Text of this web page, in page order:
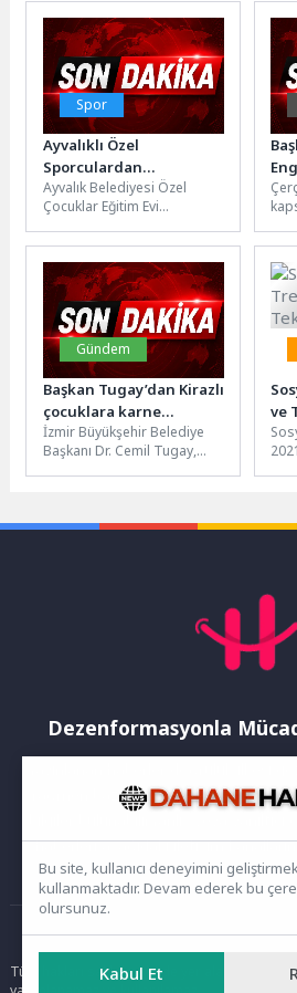
Binlerce vatandaşın olduğu
etkinlikte...
Spor
Ayvalıklı Özel
Sporculardan
Gururlandıran Başarı
Ayvalık Belediyesi Özel
Çocuklar Eğitim Evi
Edremit ilçesinde
düzenlenen Özel
Olimpiyatlar Türkiye
Oyunları’nda...
Gündem
Başkan Tugay’dan Kirazlı
çocuklara karne
hediyesi
İzmir Büyükşehir Belediye
Başkanı Dr. Cemil Tugay,
ve
Dezenformasyonla
Yayınlanan haberler doğruluk ilkesi
rağmen bazı içeriklerde eksik,
bilgiler bulunabilir.Yanlış veya
haberleri aşağıdaki iletişim
Ana Sayfa
Tüm hakları saklıdır. Sitede yer alan içerikler
Bu site, kullanıcı deneyimini
kullanmaktadır. Devam ederek bu
olursunuz.
Kabul Et